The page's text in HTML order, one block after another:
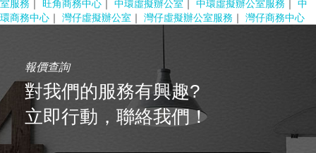
室服務 ｜ 旺角商務中心 ｜ 中環虛擬辦公室 ｜ 中環虛擬辦公室服務 ｜ 中
環商務中心 ｜ 灣仔虛擬辦公室 ｜ 灣仔虛擬辦公室服務 ｜ 灣仔商務中心
報價查詢
對我們的服務有興趣?
立即行動，聯絡我們！